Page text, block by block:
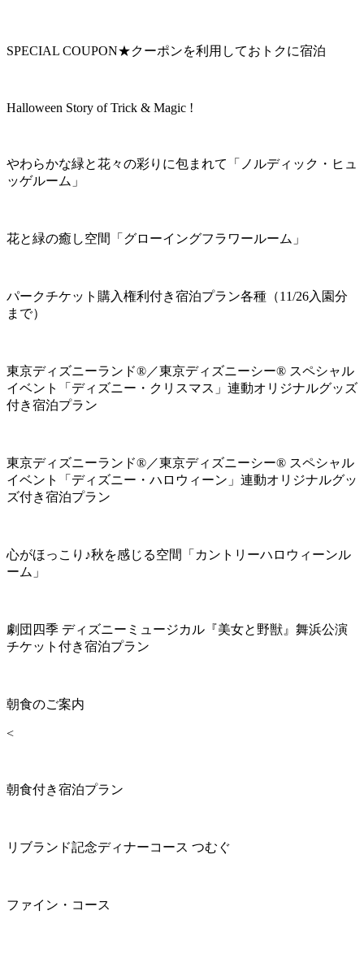
SPECIAL COUPON★クーポンを利用しておトクに宿泊
Halloween Story of Trick & Magic !
やわらかな緑と花々の彩りに包まれて「ノルディック・ヒュ
ッゲルーム」
花と緑の癒し空間「グローイングフラワールーム」
パークチケット購入権利付き宿泊プラン各種（11/26入園分
まで）
東京ディズニーランド®／東京ディズニーシー® スペシャル
イベント「ディズニー・クリスマス」連動オリジナルグッズ
付き宿泊プラン
東京ディズニーランド®／東京ディズニーシー® スペシャル
イベント「ディズニー・ハロウィーン」連動オリジナルグッ
ズ付き宿泊プラン
心がほっこり♪秋を感じる空間「カントリーハロウィーンル
ーム」
劇団四季 ディズニーミュージカル『美女と野獣』舞浜公演
チケット付き宿泊プラン
朝食のご案内
<
朝食付き宿泊プラン
リブランド記念ディナーコース つむぐ
ファイン・コース